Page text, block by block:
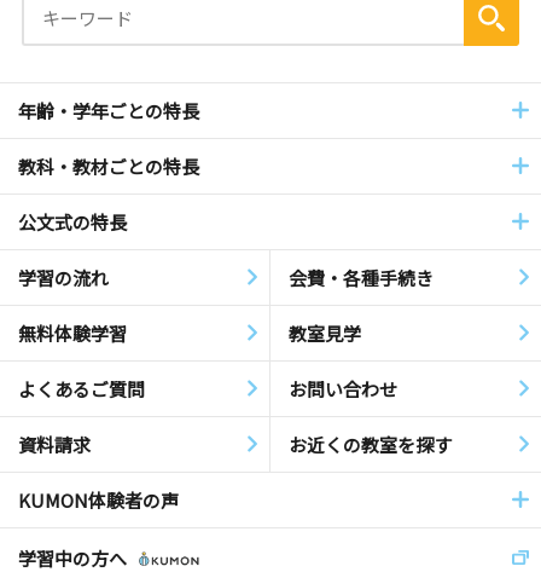
年齢・学年ごとの特長
教科・教材ごとの特長
公文式の特長
学習の流れ 会費・各種手続き
無料体験学習 教室見学
よくあるご質問 お問い合わせ
資料請求 お近くの教室を探す
KUMON体験者の声
学習中の方へ